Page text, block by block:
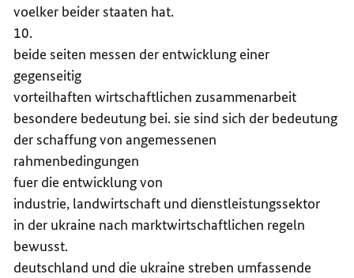
voelker beider staaten hat.
10.
beide seiten messen der entwicklung einer
gegenseitig
vorteilhaften wirtschaftlichen zusammenarbeit
besondere bedeutung bei. sie sind sich der bedeutung
der schaffung von angemessenen
rahmenbedingungen
fuer die entwicklung von
industrie, landwirtschaft und dienstleistungssektor
in der ukraine nach marktwirtschaftlichen regeln
bewusst.
deutschland und die ukraine streben umfassende